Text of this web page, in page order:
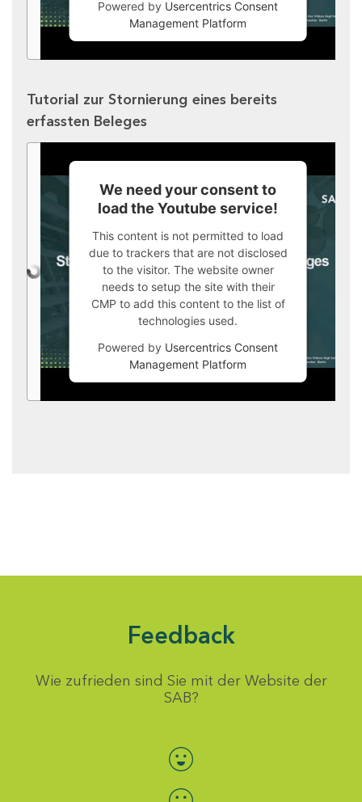
Powered by Usercentrics Consent
Management Platform
Tutorial zur Stornierung eines bereits
erfassten Beleges
We need your consent to
load the Youtube service!
This content is not permitted to load
due to trackers that are not disclosed
to the visitor. The website owner
needs to setup the site with their
CMP to add this content to the list of
technologies used.
Powered by Usercentrics Consent
Management Platform
Feedback
Wie zufrieden sind Sie mit der Website der
SAB?
Bewertung auswählen